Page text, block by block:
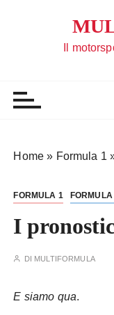
Il
Home » Formula 1
FORMULA 1 FORMULA
I
DI MULTIFORMULA
E siamo qua.